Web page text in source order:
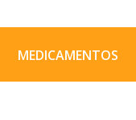
MEDICAMENTOS